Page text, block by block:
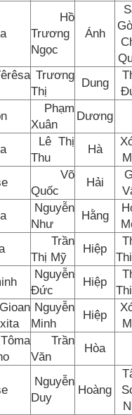
Hồ
Trương
Ngọc
Ánh
Trương
Thị
Dung
Phạm
Xuân
Dương
Lê Thị
Thu
Hà
Võ
Quốc
Hải
Nguyễn
Như
Hằng
Trần
Thị Mỹ
Hiệp
Nguyễn
Đức
Hiệp
Nguyễn
Minh
Hiệp
Trần
Văn
Hòa
Nguyễn
Duy
Hoàng